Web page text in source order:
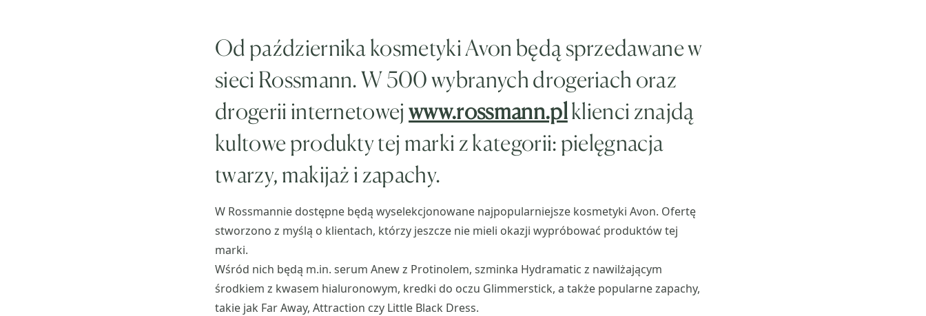
Od października kosmetyki Avon będą sprzedawane w
sieci Rossmann. W 500 wybranych drogeriach oraz
drogerii internetowejwww.rossmann.plklienci znajdą
kultowe produkty tej marki z kategorii: pielęgnacja
twarzy, makijaż i zapachy.
W Rossmannie dostępne będą wyselekcjonowane najpopularniejsze kosmetyki Avon. Ofertę
stworzono z myślą o klientach, którzy jeszcze nie mieli okazji wypróbować produktów tej
marki.
Wśród nich będą m.in. serum Anew z Protinolem, szminka Hydramatic z nawilżającym
środkiem z kwasem hialuronowym, kredki do oczu Glimmerstick, a także popularne zapachy,
takie jak Far Away, Attraction czy Little Black Dress.